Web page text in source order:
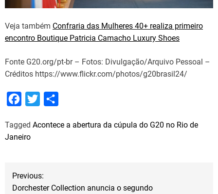
Veja também Confraria das Mulheres 40+ realiza primeiro
encontro Boutique Patricia Camacho Luxury Shoes
Fonte G20.org/pt-br – Fotos: Divulgação/Arquivo Pessoal –
Créditos https://www.flickr.com/photos/g20brasil24/
c
e
o
i
r
a
Tagged Acontece a abertura da cúpula do G20 no Rio de
Janeiro
NPrevious:
Dorchester Collection anuncia o segundo